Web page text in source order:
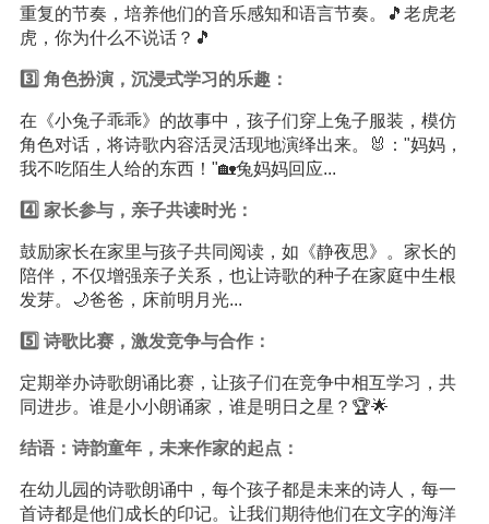
重复的节奏，培养他们的音乐感知和语言节奏。🎵老虎老
虎，你为什么不说话？🎵
3️⃣ 角色扮演，沉浸式学习 的乐趣：
在《小兔子乖乖》的故事中，孩子们穿上兔子服装，模仿
角色对话，将诗歌内容活灵活现地演绎出来。🐰："妈妈，
我不吃陌生人给的东西！"🏡兔妈妈回应...
4️⃣ 家长参与，亲子共读时光：
鼓励家长在家里与孩子共同阅读，如《静夜思》。家长的
陪伴，不仅增强亲子关系，也让诗歌的种子在家庭中生根
发芽。🌙爸爸，床前明月光...
5️⃣ 诗歌比赛，激发竞争与合作：
定期举办诗歌朗诵比赛，让孩子们在竞争中相互学习，共
同进步。谁是小小朗诵家，谁是明日之星？🏆🌟
结语：诗韵童年，未来作家的起点：
在幼儿园的诗歌朗诵中，每个孩子都是未来的诗人，每一
首诗都是他们成长的印记。让我们期待他们在文字的海洋